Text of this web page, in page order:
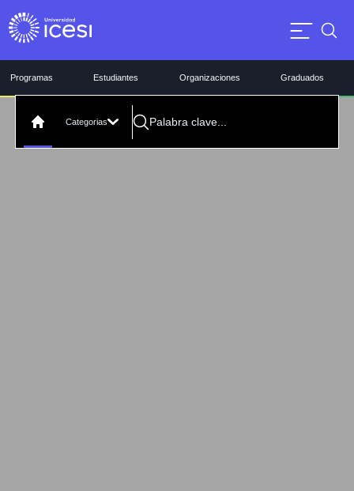
Programas Estudiantes Organizaciones Graduados
Categorias